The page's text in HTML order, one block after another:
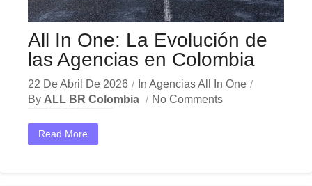
All In One: La Evolución de
las Agencias en Colombia
22 De Abril De 2026 In Agencias All In One
By ALL BR Colombia No Comments
Read More